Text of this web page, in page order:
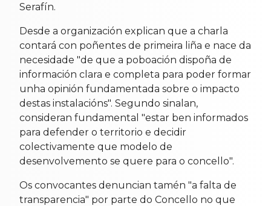
Serafín.
Desde a organización explican que a charla
contará con poñentes de primeira liña e nace da
necesidade "de que a poboación dispoña de
información clara e completa para poder formar
unha opinión fundamentada sobre o impacto
destas instalacións". Segundo sinalan,
consideran fundamental "estar ben informados
para defender o territorio e decidir
colectivamente que modelo de
desenvolvemento se quere para o concello".
Os convocantes denuncian tamén "a falta de
transparencia" por parte do Concello no que